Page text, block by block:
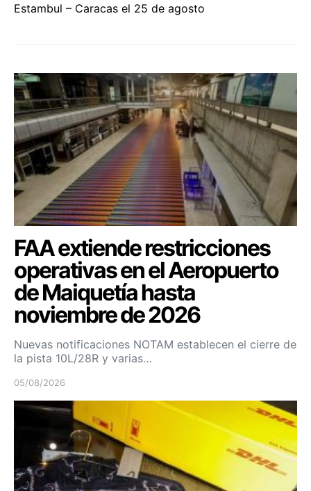
Estambul – Caracas el 25 de agosto
FAA extiende restricciones
operativas en el Aeropuerto
de Maiquetía hasta
noviembre de 2026
Nuevas notificaciones NOTAM establecen el cierre de
la pista 10L/28R y varias…
05/08/2026